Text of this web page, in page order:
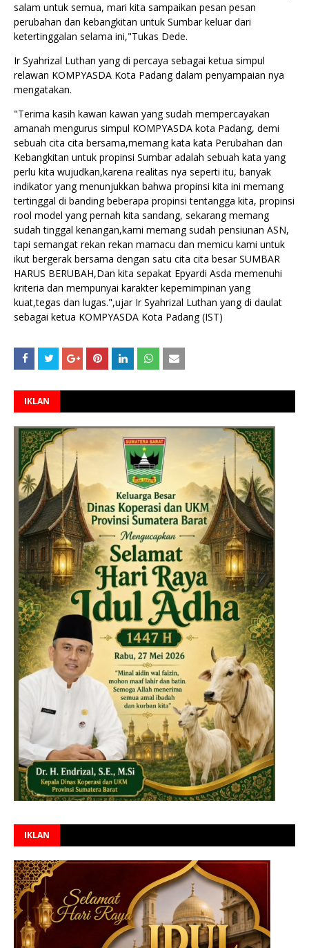
salam untuk semua, mari kita sampaikan pesan pesan
perubahan dan kebangkitan untuk Sumbar keluar dari
ketertinggalan selama ini,"Tukas Dede.
Ir Syahrizal Luthan yang di percaya sebagai ketua simpul
relawan KOMPYASDA Kota Padang dalam penyampaian nya
mengatakan.
"Terima kasih kawan kawan yang sudah mempercayakan
amanah mengurus simpul KOMPYASDA kota Padang, demi
sebuah cita cita bersama,memang kata kata Perubahan dan
Kebangkitan untuk propinsi Sumbar adalah sebuah kata yang
perlu kita wujudkan,karena realitas nya seperti itu, banyak
indikator yang menunjukkan bahwa propinsi kita ini memang
tertinggal di banding beberapa propinsi tentangga kita, propinsi
rool model yang pernah kita sandang, sekarang memang
sudah tinggal kenangan,kami memang sudah pensiunan ASN,
tapi semangat rekan rekan mamacu dan memicu kami untuk
ikut bergerak bersama dengan satu cita cita besar SUMBAR
HARUS BERUBAH,Dan kita sepakat Epyardi Asda memenuhi
kriteria dan mempunyai karakter kepemimpinan yang
kuat,tegas dan lugas.",ujar Ir Syahrizal Luthan yang di daulat
sebagai ketua KOMPYASDA Kota Padang (IST)
IKLAN
IKLAN